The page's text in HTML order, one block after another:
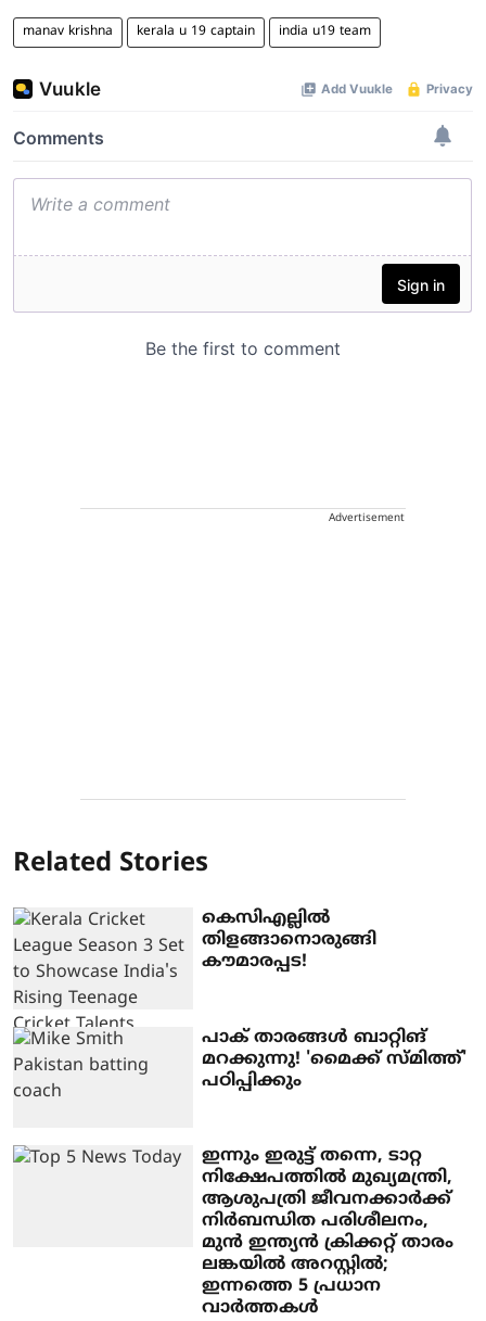
manav krishna kerala u 19 captain india u19 team
Advertisement
Related Stories
കെസിഎല്ലിൽ
തിളങ്ങാനൊരുങ്ങി
കൗമാരപ്പട!
പാക് താരങ്ങൾ ബാറ്റിങ്
മറക്കുന്നു! 'മൈക്ക് സ്മിത്ത്'
പഠിപ്പിക്കും
ഇന്നും ഇരുട്ട് തന്നെ, ടാറ്റ
നിക്ഷേപത്തിൽ മുഖ്യമന്ത്രി,
ആശുപത്രി ജീവനക്കാർക്ക്
നിർബന്ധിത പരിശീലനം,
മുൻ ഇന്ത്യൻ ക്രിക്കറ്റ് താരം
ലങ്കയിൽ അറസ്റ്റിൽ;
ഇന്നത്തെ 5 പ്രധാന
വാർത്തകൾ